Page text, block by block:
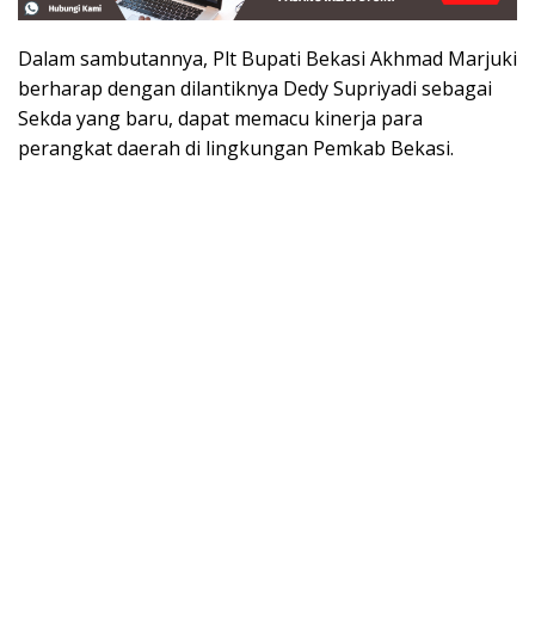
Dalam sambutannya, Plt Bupati Bekasi Akhmad Marjuki
berharap dengan dilantiknya Dedy Supriyadi sebagai
Sekda yang baru, dapat memacu kinerja para
perangkat daerah di lingkungan Pemkab Bekasi.